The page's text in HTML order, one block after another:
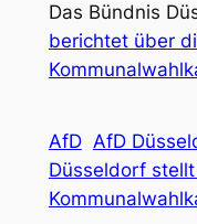
Das Bündnis
berichtet über
AfD AfD
Düsseldorf